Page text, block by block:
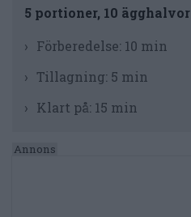
5 portioner, 10 ägghalvor
Förberedelse: 10 min
Tillagning: 5 min
Klart på: 15 min